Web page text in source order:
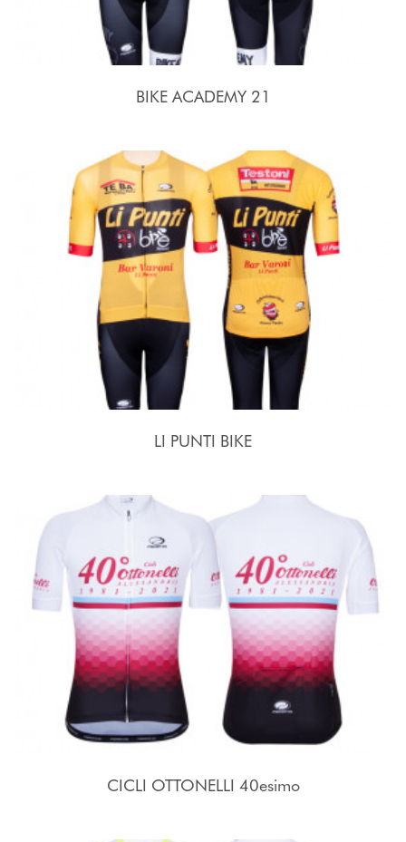
BIKE ACADEMY 21
LI PUNTI BIKE
CICLI OTTONELLI 40esimo